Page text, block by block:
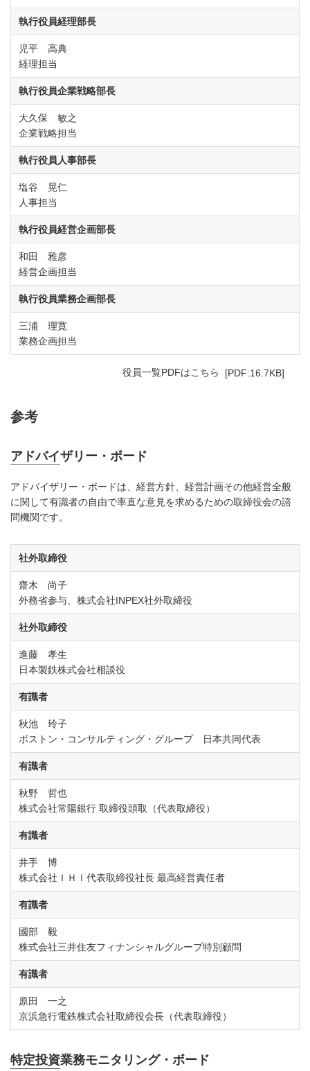
執行役員経理部長
児平 高典
経理担当
執行役員企業戦略部長
大久保 敏之
企業戦略担当
執行役員人事部長
塩谷 晃仁
人事担当
執行役員経営企画部長
和田 雅彦
経営企画担当
執行役員業務企画部長
三浦 理寛
業務企画担当
役員一覧PDFはこちら [PDF:16.7KB]
参考
アドバイザリー・ボード
アドバイザリー・ボードは、経営方針、経営計画その他経営全般
に関して有識者の自由で率直な意見を求めるための取締役会の諮
問機関です。
社外取締役
齋木 尚子
外務省参与、株式会社INPEX社外取締役
社外取締役
進藤 孝生
日本製鉄株式会社相談役
有識者
秋池 玲子
ボストン・コンサルティング・グループ 日本共同代表
有識者
秋野 哲也
株式会社常陽銀行 取締役頭取（代表取締役）
有識者
井手 博
株式会社ＩＨＩ代表取締役社長 最高経営責任者
有識者
國部 毅
株式会社三井住友フィナンシャルグループ特別顧問
有識者
原田 一之
京浜急行電鉄株式会社取締役会長（代表取締役）
特定投資業務モニタリング・ボード